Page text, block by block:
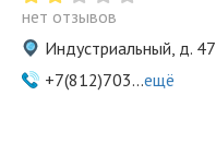
нет отзывов
Индустриальный, д. 47
+7(812)703...ещё